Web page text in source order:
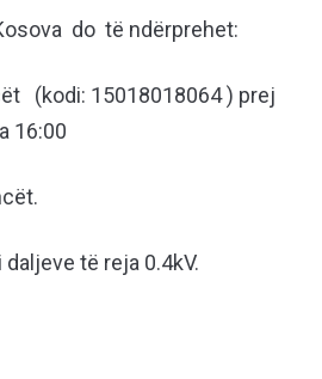
do të ndërprehet:
(kodi: 15018018064 ) prej
16:00
të reja 0.4kV.